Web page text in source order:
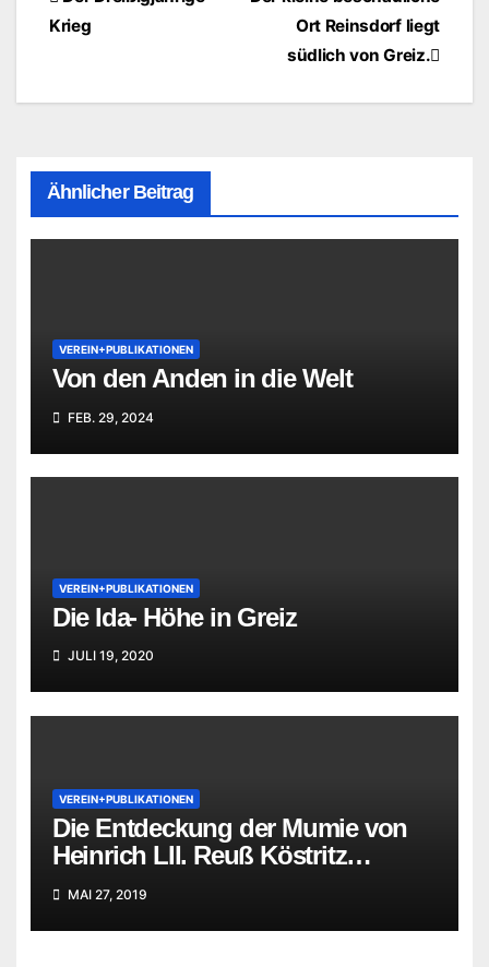
Ort Reinsdorf liegt
südlich von Greiz.
Krieg
Ähnlicher Beitrag
VEREIN+PUBLIKATIONEN
Von den Anden in die Welt
FEB. 29, 2024
VEREIN+PUBLIKATIONEN
Die Ida- Höhe in Greiz
JULI 19, 2020
VEREIN+PUBLIKATIONEN
Die Entdeckung der Mumie von
Heinrich LII. Reuß Köstritz
jüngerer Linie
MAI 27, 2019